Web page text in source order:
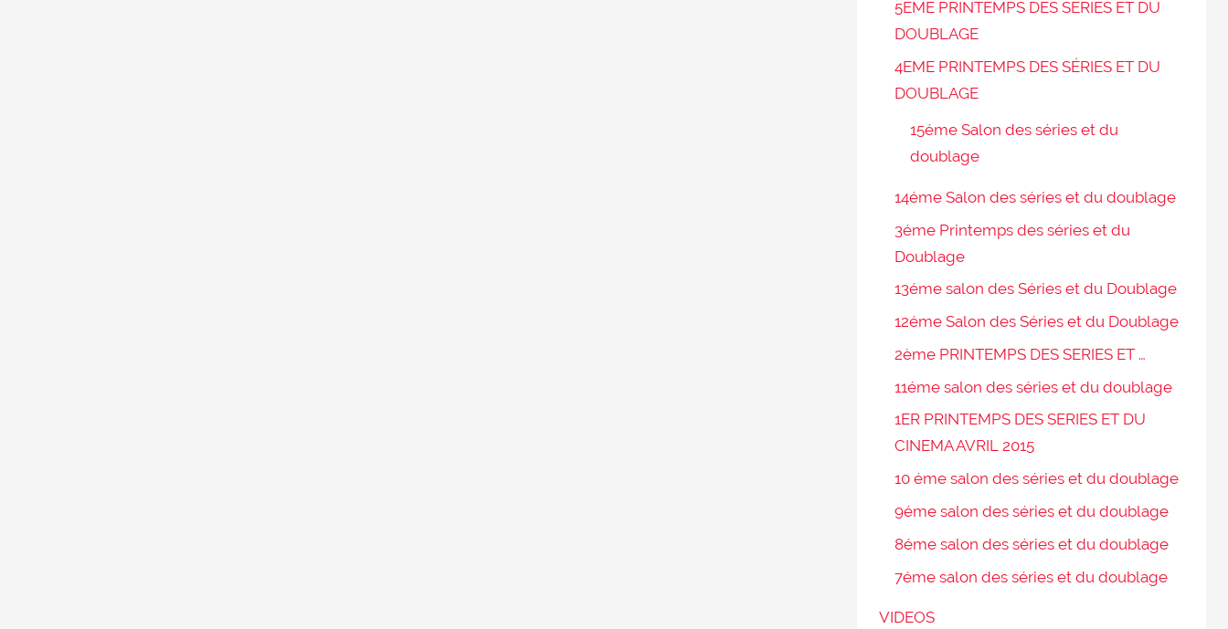
5EME PRINTEMPS DES SERIES ET DU
DOUBLAGE
4EME PRINTEMPS DES SÉRIES ET DU
DOUBLAGE
15éme Salon des séries et du
doublage
14éme Salon des séries et du doublage
3éme Printemps des séries et du
Doublage
13éme salon des Séries et du Doublage
12éme Salon des Séries et du Doublage
2ème PRINTEMPS DES SERIES ET …
11éme salon des séries et du doublage
1ER PRINTEMPS DES SERIES ET DU
CINEMA AVRIL 2015
10 éme salon des séries et du doublage
9éme salon des séries et du doublage
8éme salon des séries et du doublage
7éme salon des séries et du doublage
VIDEOS